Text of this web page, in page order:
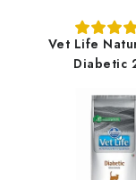
Vet Life
Diabetic